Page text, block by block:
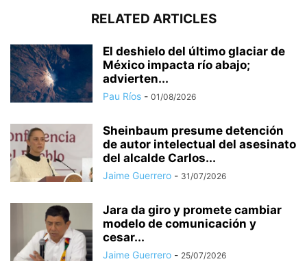
RELATED ARTICLES
El deshielo del último glaciar de
México impacta río abajo;
advierten...
Pau Ríos - 01/08/2026
Sheinbaum presume detención
de autor intelectual del asesinato
del alcalde Carlos...
Jaime Guerrero - 31/07/2026
Jara da giro y promete cambiar
modelo de comunicación y
cesar...
Jaime Guerrero - 25/07/2026